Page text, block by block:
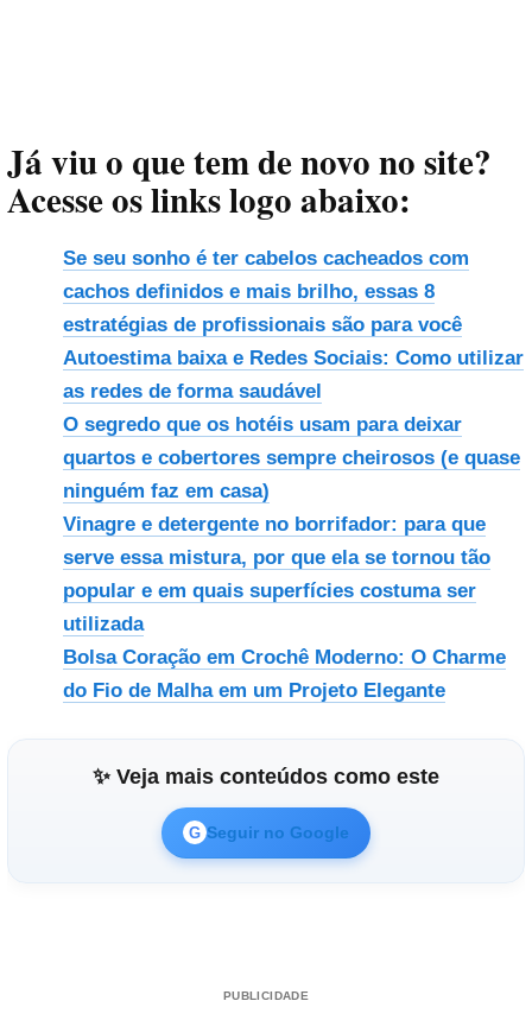
Já viu o que tem de novo no site?
Acesse os links logo abaixo:
Se seu sonho é ter cabelos cacheados com
cachos definidos e mais brilho, essas 8
estratégias de profissionais são para você
Autoestima baixa e Redes Sociais: Como utilizar
as redes de forma saudável
O segredo que os hotéis usam para deixar
quartos e cobertores sempre cheirosos (e quase
ninguém faz em casa)
Vinagre e detergente no borrifador: para que
serve essa mistura, por que ela se tornou tão
popular e em quais superfícies costuma ser
utilizada
Bolsa Coração em Crochê Moderno: O Charme
do Fio de Malha em um Projeto Elegante
✨ Veja mais conteúdos como este
G Seguir no Google
PUBLICIDADE